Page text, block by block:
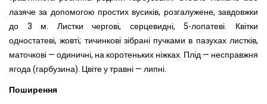
лазяче за допомогою простих вусиків, розгалужене, завдовжки
до 3 м. Листки чергові, серцевидні, 5-лопатеві. Квітки
одностатеві, жовті; тичинкові зібрані пучками в пазухах листків,
маточкові — одиничні, на коротеньких ніжках. Плід — несправжня
ягода (гарбузина). Цвіте у травні — липні.
Поширення